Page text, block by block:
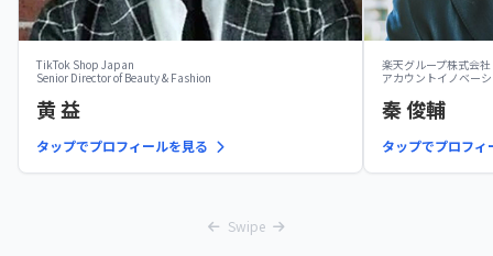
TikTok Shop Japan
Senior Director of Beauty & Fashion
黄 益
タップでプロフィールを見る
楽天グループ株式会社
アカウントイノベー
秦 俊輔
タップでプロフ
Swipe